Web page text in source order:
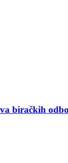
biračkih